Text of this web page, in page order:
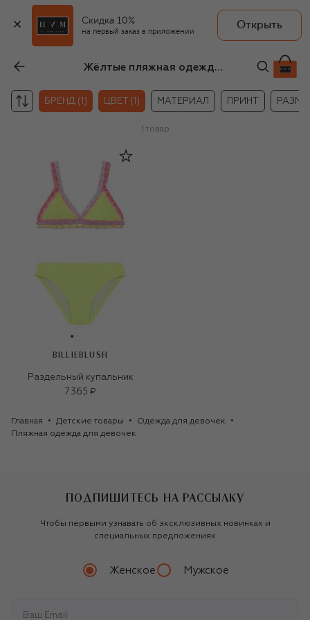
Скидка 10%
на первый заказ в приложении
Открыть
Жёлтые пляжная одежда для девочек Billieblush
БРЕНД (1) ЦВЕТ (1) МАТЕРИАЛ ПРИНТ
1 товар
BILLIEBLUSH
Раздельный купальник
7 365 ₽
Главная Детские товары
Одежда для девочек
Пляжная одежда для девочек
ПОДПИШИТЕСЬ НА РАССЫЛКУ
Чтобы первыми узнавать об эксклюзивных новинках и
специальных предложениях
Женское Мужское